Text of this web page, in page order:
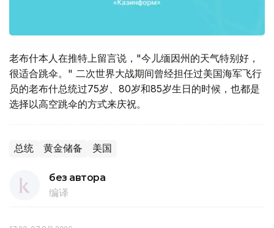
老布什本人在推特上留言说，"今儿缅因州的天气特别好，
很适合跳伞。" 二次世界大战期间曾经担任过美国海军飞行
员的老布什总统过75岁、80岁和85岁生日的时候，也都是
选择以高空跳伞的方式来庆祝。
总统 黄金储备 美国
без автора
编译